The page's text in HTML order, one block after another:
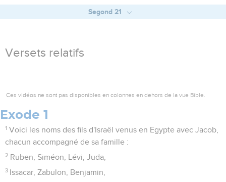
Segond 21
Versets relatifs
Ces vidéos ne sont pas disponibles en colonnes en dehors de la vue Bible.
Exode 1
1 Voici les noms des fils d'Israël venus en Egypte avec Jacob,
chacun accompagné de sa famille :
2 Ruben, Siméon, Lévi, Juda,
3 Issacar, Zabulon, Benjamin,